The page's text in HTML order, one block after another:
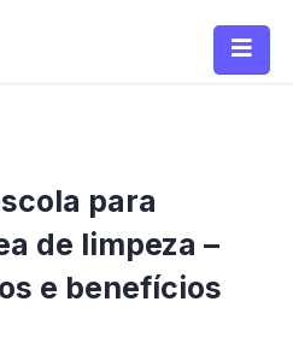
para
de limpeza –
e benefícios